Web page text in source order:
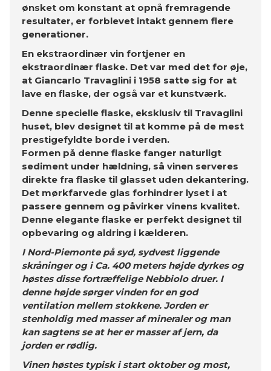
ønsket om konstant at opnå fremragende
resultater, er forblevet intakt gennem flere
generationer.
En ekstraordinær vin fortjener en
ekstraordinær flaske. Det var med det for øje,
at Giancarlo Travaglini i 1958 satte sig for at
lave en flaske, der også var et kunstværk.
Denne specielle flaske, eksklusiv til Travaglini
huset, blev designet til at komme på de mest
prestigefyldte borde i verden.
Formen på denne flaske fanger naturligt
sediment under hældning, så vinen serveres
direkte fra flaske til glasset uden dekantering.
Det mørkfarvede glas forhindrer lyset i at
passere gennem og påvirker vinens kvalitet.
Denne elegante flaske er perfekt designet til
opbevaring og aldring i kælderen.
I Nord-Piemonte på syd, sydvest liggende
skråninger og i Ca. 400 meters højde dyrkes og
høstes disse fortræffelige Nebbiolo druer. I
denne højde sørger vinden for en god
ventilation mellem stokkene. Jorden er
stenholdig med masser af mineraler og man
kan sagtens se at her er masser af jern, da
jorden er rødlig.
Vinen høstes typisk i start oktober og most,